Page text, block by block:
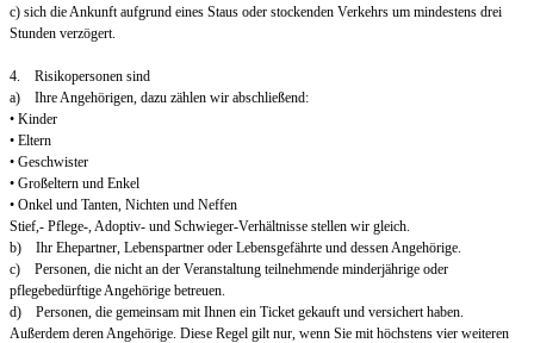
c) sich die Ankunft aufgrund eines Staus oder stockenden Verkehrs um mindestens drei
Stunden verzögert.
4. Risikopersonen sind
a) Ihre Angehörigen, dazu zählen wir abschließend:
• Kinder
• Eltern
• Geschwister
• Großeltern und Enkel
• Onkel und Tanten, Nichten und Neffen
Stief,- Pflege-, Adoptiv- und Schwieger-Verhältnisse stellen wir gleich.
b) Ihr Ehepartner, Lebenspartner oder Lebensgefährte und dessen Angehörige.
c) Personen, die nicht an der Veranstaltung teilnehmende minderjährige oder
pflegebedürftige Angehörige betreuen.
d) Personen, die gemeinsam mit Ihnen ein Ticket gekauft und versichert haben.
Außerdem deren Angehörige. Diese Regel gilt nur, wenn Sie mit höchstens vier weiteren